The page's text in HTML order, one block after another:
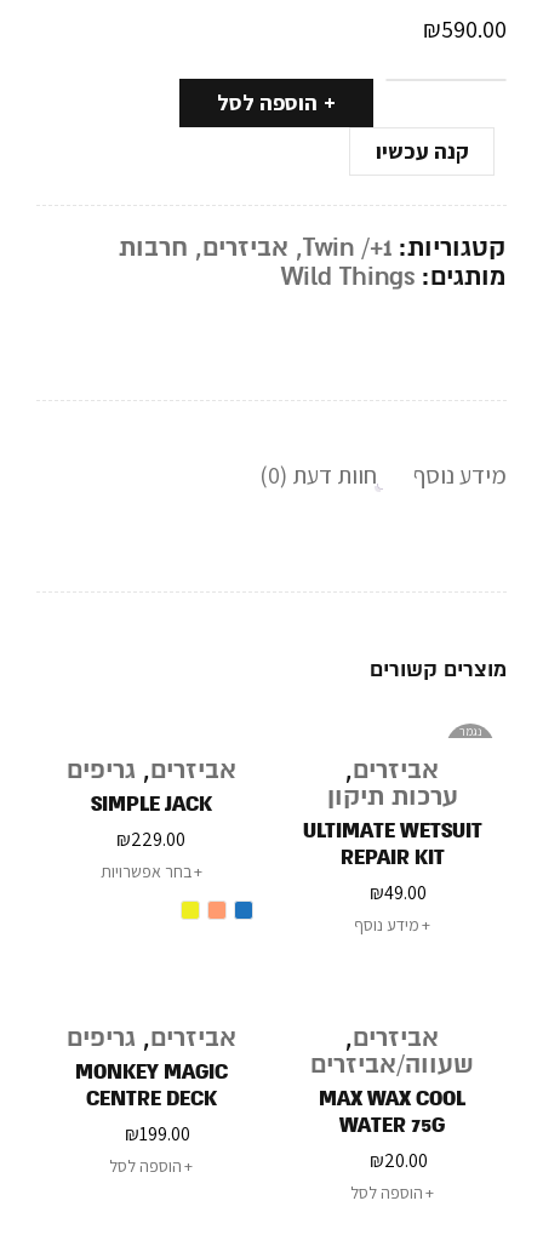
₪590.00
הוספה לסל
קנה עכשיו
קטגוריות: Twin /+1
, אביזרים, חרבות
מותגים: Wild Things
מידע נוסף חוות דעת (0)
מוצרים קשורים
נגמר
אביזרים,
ערכות תיקון
ULTIMATE WETSUIT
REPAIR KIT
₪49.00
מידע נוסף
אביזרים, גריפים
SIMPLE JACK
₪229.00
בחר אפשרויות
אביזרים,
שעווה/אביזרים
MAX WAX COOL
WATER 75G
₪20.00
הוספה לסל
אביזרים, גריפים
MONKEY MAGIC
CENTRE DECK
₪199.00
הוספה לסל